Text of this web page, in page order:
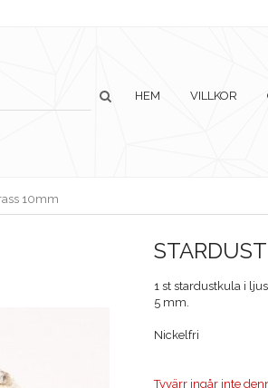
HEM VILLKOR
10mm
1 st stardustkula i
5 mm.
Nickelfri
Tyvärr ingår inte